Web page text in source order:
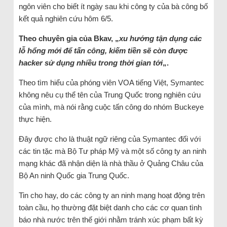
ngôn viên cho biết ít ngày sau khi công ty của bà công bố
kết quả nghiên cứu hôm 6/5.
Theo chuyên gia của Bkav, „xu hướng tận dụng các
lỗ hổng mới để tấn công, kiếm tiền sẽ còn được
hacker sử dụng nhiều trong thời gian tới„.
Theo tìm hiểu của phóng viên VOA tiếng Việt, Symantec
không nêu cụ thể tên của Trung Quốc trong nghiên cứu
của mình, mà nói rằng cuộc tấn công do nhóm Buckeye
thực hiện.
Đây được cho là thuật ngữ riêng của Symantec đối với
các tin tặc mà Bộ Tư pháp Mỹ và một số công ty an ninh
mạng khác đã nhận diện là nhà thầu ở Quảng Châu của
Bộ An ninh Quốc gia Trung Quốc.
Tin cho hay, do các công ty an ninh mạng hoạt động trên
toàn cầu, họ thường đặt biệt danh cho các cơ quan tình
báo nhà nước trên thế giới nhằm tránh xúc phạm bất kỳ